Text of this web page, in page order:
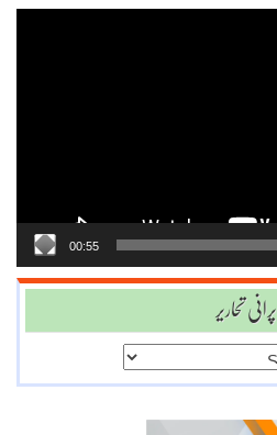
00:55
پرانی تحاریر